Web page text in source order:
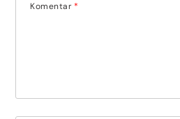
Komentar *